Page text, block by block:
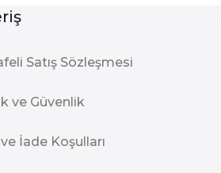
Satış Sözleşmesi
ve Güvenlik
İade Koşulları